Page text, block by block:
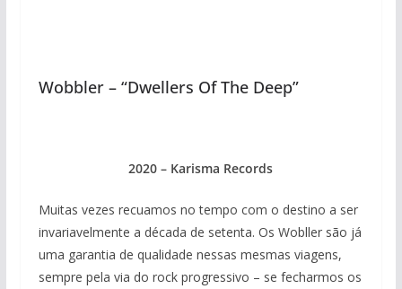
Wobbler – “Dwellers Of The Deep”
2020 – Karisma Records
Muitas vezes recuamos no tempo com o destino a ser
invariavelmente a década de setenta. Os Wobller são já
uma garantia de qualidade nessas mesmas viagens,
sempre pela via do rock progressivo – se fecharmos os